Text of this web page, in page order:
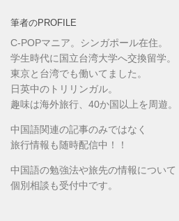
筆者のPROFILE
C-POPマニア。シンガポール在住。
学生時代に国立台湾大学へ交換留学。
東京と台湾でも働いてました。
日英中のトリリンガル。
趣味は海外旅行、40か国以上を周遊。
中国語関連の記事のみではなく
旅行情報も随時配信中！！
中国語の勉強法や旅先の情報について
個別相談も受付中です。